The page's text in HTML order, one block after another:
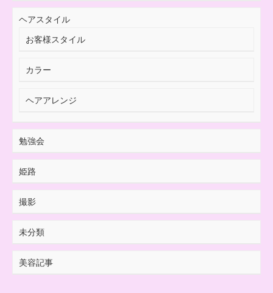
ヘアスタイル
お客様スタイル
カラー
ヘアアレンジ
勉強会
姫路
撮影
未分類
美容記事